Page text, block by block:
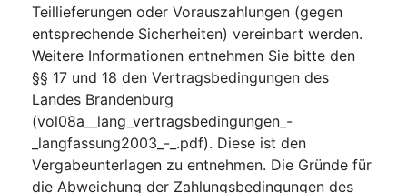
Teillieferungen oder Vorauszahlungen (gegen
entsprechende Sicherheiten) vereinbart werden.
Weitere Informationen entnehmen Sie bitte den
§§ 17 und 18 den Vertragsbedingungen des
Landes Brandenburg
(vol08a__lang_vertragsbedingungen_-
_langfassung2003_-_.pdf). Diese ist den
Vergabeunterlagen zu entnehmen. Die Gründe für
die Abweichung der Zahlungsbedingungen des